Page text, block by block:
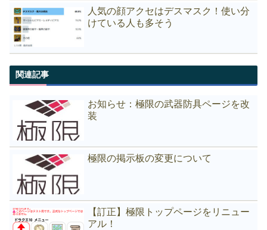
人気の顔アクセはデスマスク！使い分
けている人も多そう
関連記事
お知らせ：極限の武器防具ページを改
装
極限の掲示板の変更について
【訂正】極限トップページをリニュー
アル！